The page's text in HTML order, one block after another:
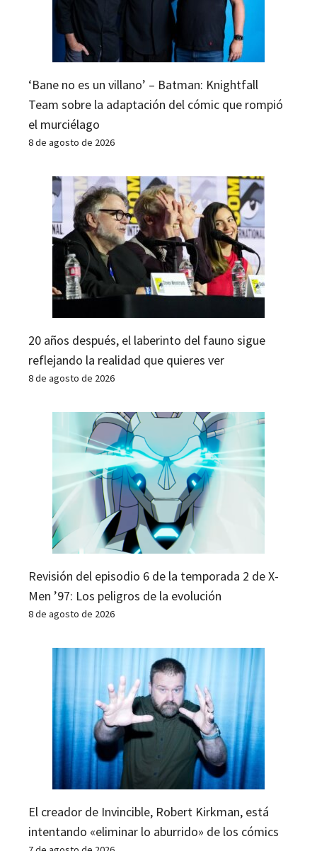
‘Bane no es un villano’ – Batman: Knightfall
Team sobre la adaptación del cómic que rompió
el murciélago
8 de agosto de 2026
20 años después, el laberinto del fauno sigue
reflejando la realidad que quieres ver
8 de agosto de 2026
Revisión del episodio 6 de la temporada 2 de X-
Men ’97: Los peligros de la evolución
8 de agosto de 2026
El creador de Invincible, Robert Kirkman, está
intentando «eliminar lo aburrido» de los cómics